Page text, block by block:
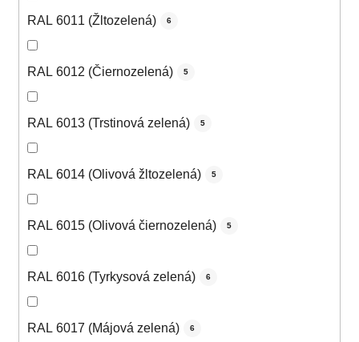
RAL 6011 (Žltozelená) 6
RAL 6012 (Čiernozelená) 5
RAL 6013 (Trstinová zelená) 5
RAL 6014 (Olivová žltozelená) 5
RAL 6015 (Olivová čiernozelená) 5
RAL 6016 (Tyrkysová zelená) 6
RAL 6017 (Májová zelená) 6